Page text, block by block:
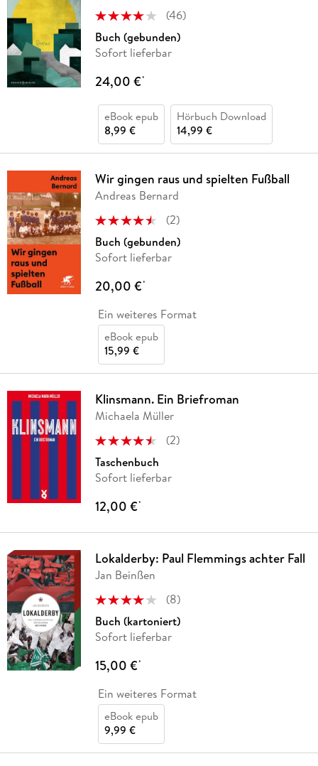
(46)
Buch (gebunden)
Sofort lieferbar
24,00 €*
eBook epub
8,99 €
Hörbuch Download
14,99 €
Wir gingen raus und spielten Fußball
Andreas Bernard
(2)
Buch (gebunden)
Sofort lieferbar
20,00 €*
Ein weiteres Format
eBook epub
15,99 €
Klinsmann. Ein Briefroman
Michaela Müller
(2)
Taschenbuch
Sofort lieferbar
12,00 €*
Lokalderby: Paul Flemmings achter Fall
Jan Beinßen
(8)
Buch (kartoniert)
Sofort lieferbar
15,00 €*
Ein weiteres Format
eBook epub
9,99 €